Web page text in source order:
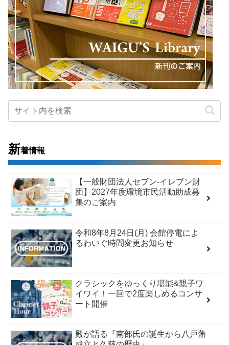
新着情報
【一般財団法人セブン-イレブン財
団】2027年度環境市民活動助成募
集のご案内
令和8年8月24日(月) 会館停電によ
るわいぐ時間変更お知らせ
クラシックをゆっくり堪能&親子ワ
イワイ！一回で2度楽しめるコンサ
ート開催
殿が語る『南部氏の誕生から八戸藩